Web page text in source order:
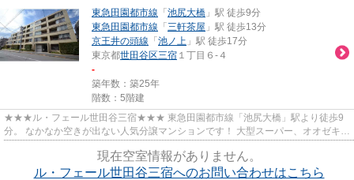
東急田園都市線 「 池尻大橋 」駅 徒歩9分
東急田園都市線 「 三軒茶屋 」駅 徒歩13分
京王井の頭線 「 池ノ上 」駅 徒歩17分
東京都世田谷区三宿 １丁目６-４
-
築年数：築25年
階数：5階建
★★★ル・フェール世田谷三宿★★★ 東急田園都市線「池尻大橋」駅より徒歩9
分。 なかなか空きが出ない人気分譲マンションです！ 大型スーパー、オオゼキや
現在空室情報がありません。
ル・フェール世田谷三宿へのお問い合わせはこちら